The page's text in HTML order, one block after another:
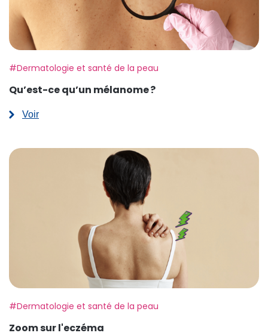
Etiquette:
#Dermatologie et santé de la peau
Qu’est-ce qu’un mélanome ?
Voir
:
qu’un
Etiquette:
#Dermatologie et santé de la peau
Zoom sur l'eczéma